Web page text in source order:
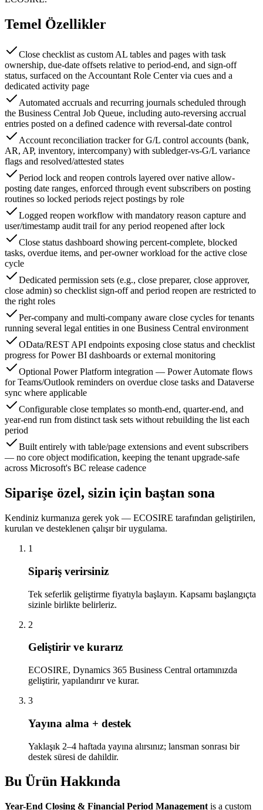
Temel Özellikler
Close checklist as custom AL tables and pages with task
ownership, due-date offsets relative to period-end, and sign-off
status, surfaced on the Accountant Role Center via cues and a
dedicated activity page
Automated accruals and recurring journals scheduled through
the Business Central Job Queue, including auto-reversing accrual
entries posted on a defined cadence with reversal-date control
Account reconciliation tracker for G/L control accounts (bank,
AR, AP, inventory, intercompany) with subledger-vs-G/L variance
flags and resolved/attested states
Period lock and reopen controls layered over native allow-
posting date ranges, enforced through event subscribers on posting
routines so locked periods reject postings by role
Logged reopen workflow with mandatory reason capture and
user/timestamp audit trail for any period reopened after lock
Close status dashboard showing percent-complete, blocked
tasks, overdue items, and per-owner workload for the active close
cycle
Dedicated permission sets (e.g., close preparer, close approver,
close admin) so checklist sign-off and period reopen are restricted to
the right roles
Per-company and multi-company aware close cycles for tenants
running several legal entities in one Business Central environment
OData/REST API endpoints exposing close status and checklist
progress for Power BI dashboards or external monitoring
Optional Power Platform integration — Power Automate flows
for Teams/Outlook reminders on overdue close tasks and Dataverse
sync where applicable
Configurable close templates so month-end, quarter-end, and
year-end run from distinct task sets without rebuilding the list each
period
Built entirely with table/page extensions and event subscribers
— no core object modification, keeping the tenant upgrade-safe
across Microsoft's BC release cadence
Siparişe özel, sizin için baştan sona
Kendiniz kurmanıza gerek yok — ECOSIRE tarafından geliştirilen,
kurulan ve desteklenen çalışır bir uygulama.
1
Sipariş verirsiniz
Tek seferlik geliştirme fiyatıyla başlayın. Kapsamı başlangıçta
sizinle birlikte belirleriz.
2
Geliştirir ve kurarız
ECOSIRE, Dynamics 365 Business Central ortamınızda
geliştirir, yapılandırır ve kurar.
3
Yayına alma + destek
Yaklaşık 2–4 haftada yayına alırsınız; lansman sonrası bir
destek süresi de dahildir.
Bu Ürün Hakkında
Year-End Closing & Financial Period Management is a custom